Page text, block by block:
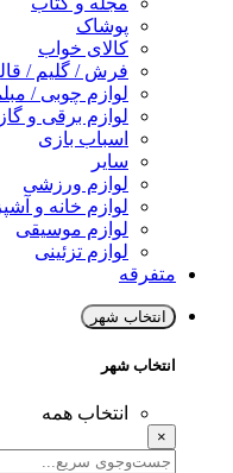
پوشاک
کالای خواب
فرش / گلیم / قالیچه
لوازم چوبی / مبلمان
لوازم برقی و گازی
اسباب بازی
سایر
لوازم ورزشی
لوازم خانه و آشپزخانه
لوازم موسیقی
لوازم تزئینی
متفرقه
انتخاب شهر
انتخاب شهر
انتخاب همه